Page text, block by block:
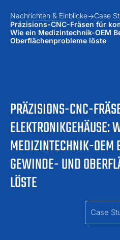
PRÄZISIONS-CNC-
ELEKTRONIKGEHÄUSE:
MEDIZINTECHNIK-OEM
GEWINDE- UND
LÖSTE
Nachrichten & Einblicke
Case
Präzisions-CNC-Fräsen für
Wie ein Medizintechnik-OEM
Oberflächenprobleme löste
Case